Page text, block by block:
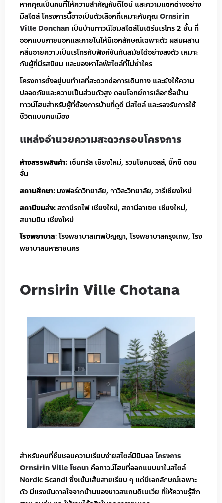
หากคุณเป็นคนที่ให้ความสำคัญกับดีไซน์ และความแตกต่างอย่าง
มีสไตล์ โครงการนี้อาจเป็นตัวเลือกที่เหมาะกับคุณOrnsirin
Ville Donchan เป็นบ้านทาวน์โฮมสไตล์โมเดิร์นเรโทร 2 ชั้น ที่
ออกแบบภายนอกและภายในให้มีเอกลักษณ์เฉพาะตัว ผสมผสาน
กลิ่นอายความเป็นเรโทรกับฟังก์ชันทันสมัยได้อย่างลงตัว เหมาะ
กับผู้ที่มีรสนิยม และมองหาไลฟ์สไตล์ที่ไม่ซ้ำใคร
โครงการตั้งอยู่บนทำเลที่สะดวกต่อการเดินทาง และยังให้ความ
ปลอดภัยและความเป็นส่วนตัวสูง ตอบโจทย์การเลือกซื้อบ้าน
ทาวน์โฮมสำหรับผู้ที่ต้องการบ้านที่ดูดี มีสไตล์ และรองรับการใช้
ชีวิตแบบคนเมือง
แหล่งอำนวยความสะดวกรอบโครงการ
ห้างสรรพสินค้า: เซ็นทรัล เชียงใหม่, รวมโชคมอลล์, บิ๊กซี ดอน
จั่น
สถานศึกษา: มงฟอร์ตวิทยาลัย, กาวิละวิทยาลัย, วารีเชียงใหม่
สถานีขนส่ง:สถานีรถไฟ เชียงใหม่, สถานีอาเขต เชียงใหม่,
สนามบิน เชียงใหม่
โรงพยาบาล:โรงพยาบาลเทพปัญญา, โรงพยาบาลกรุงเทพ, โรง
พยาบาลมหาราชนคร
Ornsirin Ville Chotana
สำหรับคนที่ชื่นชอบความเรียบง่ายสไตล์มินิมอลโครงการ
Ornsirin Ville โชตนาคือทาวน์โฮมที่ออกแบบมาในสไตล์
Nordic Scandi ซึ่งเน้นเส้นสายเรียบ ๆ แต่มีเอกลักษณ์เฉพาะ
ตัว มีแรงบันดาลใจจากบ้านของชาวสแกนดิเนเวีย ที่ให้ความรู้สึก